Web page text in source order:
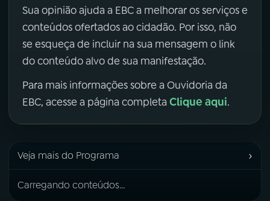
Sua opinião ajuda a EBC a melhorar os serviços e
conteúdos ofertados ao cidadão. Por isso, não
se esqueça de incluir na sua mensagem o link
do conteúdo alvo de sua manifestação.
Para mais informações sobre a Ouvidoria da
EBC, acesse a página completa Clique aqui.
Veja mais do Programa ›
Carregando conteúdos...